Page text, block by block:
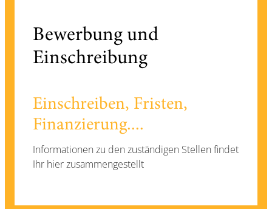
Bewerbung und
Einschreibung
Einschreiben, Fristen,
Finanzierung....
Informationen zu den zuständigen Stellen findet
Ihr hier zusammengestellt